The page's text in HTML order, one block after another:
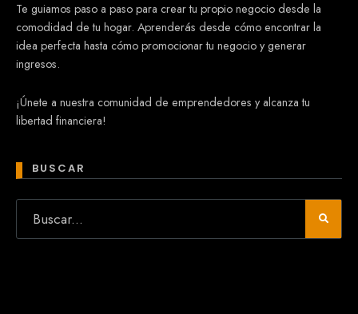
Te guiamos paso a paso para crear tu propio negocio desde la
comodidad de tu hogar. Aprenderás desde cómo encontrar la
idea perfecta hasta cómo promocionar tu negocio y generar
ingresos.
¡Únete a nuestra comunidad de emprendedores y alcanza tu
libertad financiera!
BUSCAR